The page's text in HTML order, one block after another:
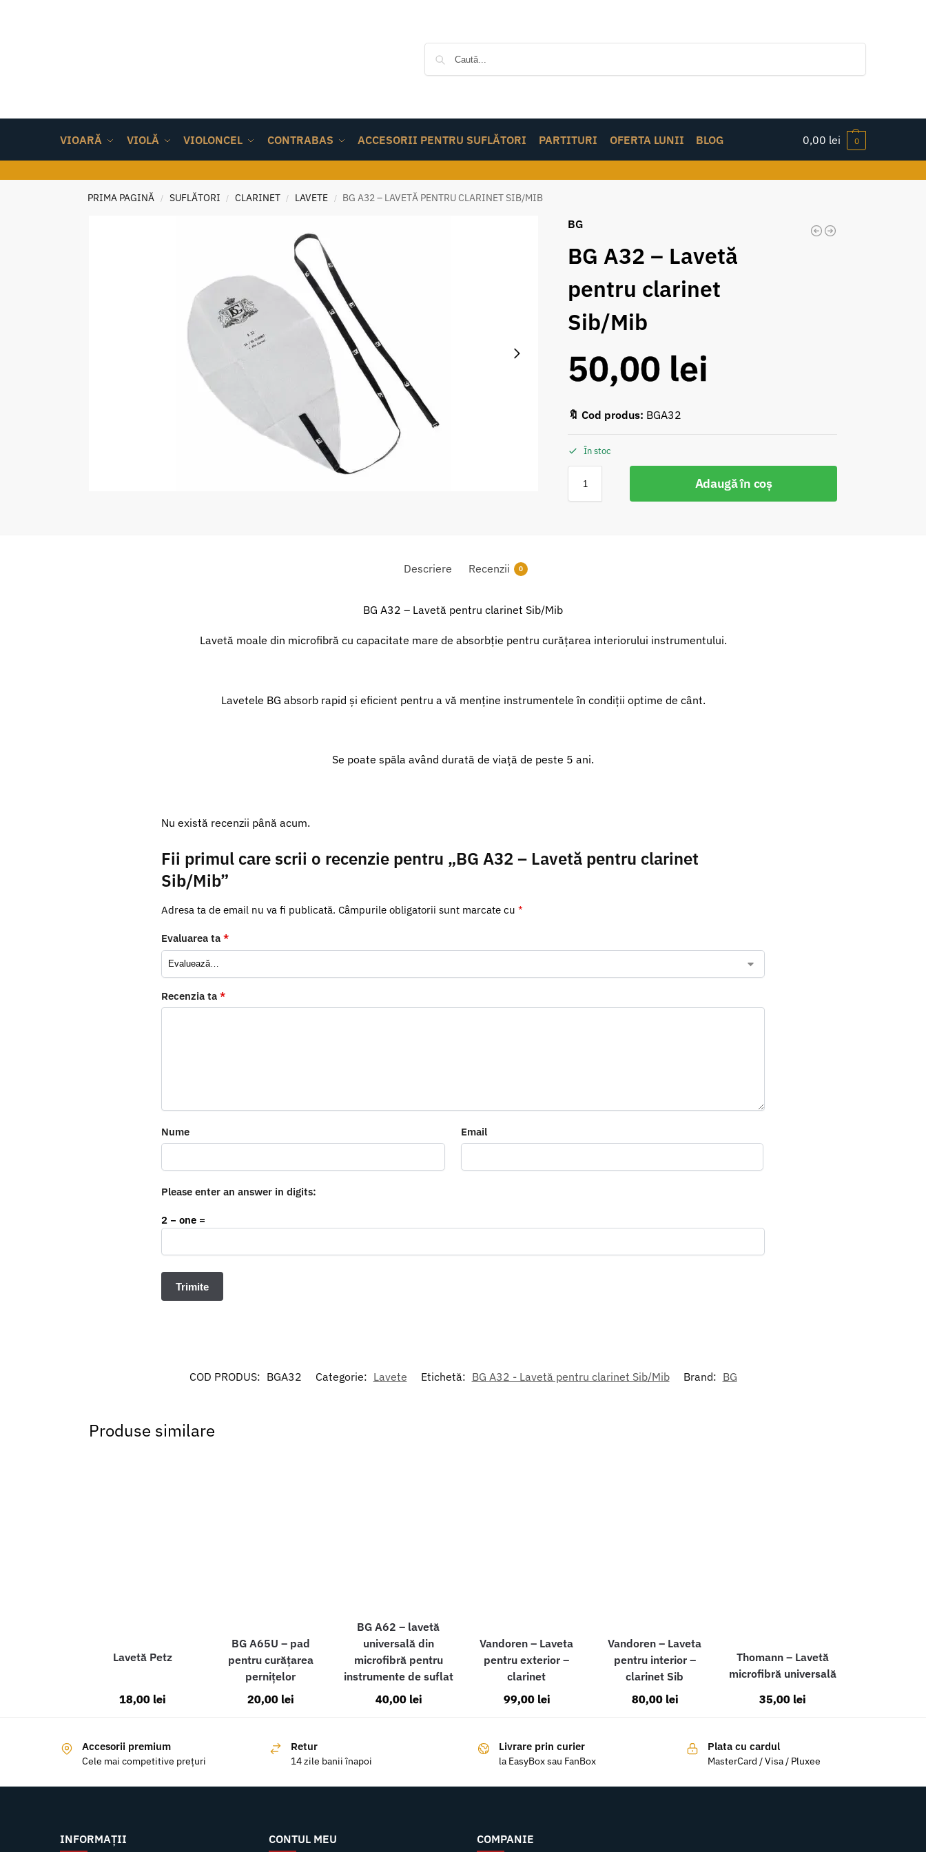
VIOARĂ VIOLĂ VIOLONCEL CONTRABAS ACCESORII PENTRU SUFLĂTORI PARTITURI OFERTA LUNII BLOG 0,00 lei 0
PRIMA PAGINĂ / SUFLĂTORI / CLARINET / LAVETE / BG A32 – LAVETĂ PENTRU CLARINET SIB/MIB
BG
BG A32 – Lavetă
pentru clarinet
Sib/Mib
50,00 lei
🔖 Cod produs: BGA32
În stoc
Adaugă în coș
Descriere Recenzii 0
BG A32 – Lavetă pentru clarinet Sib/Mib
Lavetă moale din microfibră cu capacitate mare de absorbție pentru curățarea interiorului instrumentului.
Lavetele BG absorb rapid și eficient pentru a vă menține instrumentele în condiții optime de cânt.
Se poate spăla având durată de viață de peste 5 ani.
Nu există recenzii până acum.
Fii primul care scrii o recenzie pentru „BG A32 – Lavetă pentru clarinet
Sib/Mib”
Adresa ta de email nu va fi publicată. Câmpurile obligatorii sunt marcate cu *
Evaluarea ta *
Recenzia ta *
Nume Email
Please enter an answer in digits:
2 − one =
COD PRODUS: BGA32 Categorie: Lavete Etichetă: BG A32 - Lavetă pentru clarinet Sib/Mib Brand: BG
Produse similare
Lavetă Petz
18,00 lei
BG A65U – pad
pentru curățarea
pernițelor
20,00 lei
BG A62 – lavetă
universală din
microfibră pentru
instrumente de suflat
40,00 lei
Vandoren – Laveta
pentru exterior –
clarinet
99,00 lei
Vandoren – Laveta
pentru interior –
clarinet Sib
80,00 lei
Thomann – Lavetă
microfibră universală
35,00 lei
Accesorii premium
Cele mai competitive prețuri
Retur
14 zile banii înapoi
Livrare prin curier
la EasyBox sau FanBox
Plata cu cardul
MasterCard / Visa / Pluxee
INFORMAȚII CONTUL MEU COMPANIE